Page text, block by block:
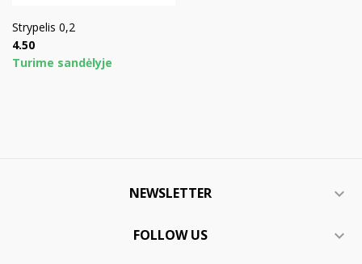
Strypelis 0,2
Price
4.50
Turime sandėlyje
NEWSLETTER 
FOLLOW US 